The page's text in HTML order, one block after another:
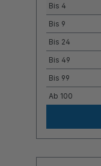
Bis 4
Bis 9
Bis 24
Bis 49
Bis 99
Ab 100